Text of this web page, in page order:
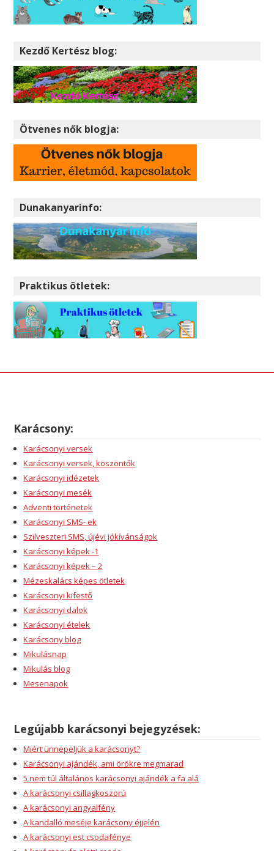
Kezdő Kertész blog:
Ötvenes nők blogja:
Dunakanyarinfo:
Praktikus ötletek:
Karácsony:
Karácsonyi versek
Karácsonyi versek, köszöntők
Karácsonyi idézetek
Karácsonyi mesék
Adventi történetek
Karácsonyi SMS- ek
Szilveszteri SMS, újévi jókívánságok
Karácsonyi képek -1
Karácsonyi képek – 2
Mézeskalács képes ötletek
Karácsonyi kifestő
Karácsonyi dalok
Karácsonyi ételek
Karácsony blog
Mikulásnap
Mikulás blog
Mesenapok
Legújabb karácsonyi bejegyzések:
Miért ünnepeljük a karácsonyt?
Karácsonyi ajándék, ami örökre megmarad
5 nem túl általános karácsonyi ajándék a fa alá
A karácsonyi csillagkoszorú
A karácsonyi angyalfény
A kandalló meséje karácsony éjjelén
A karácsonyi est csodafénye